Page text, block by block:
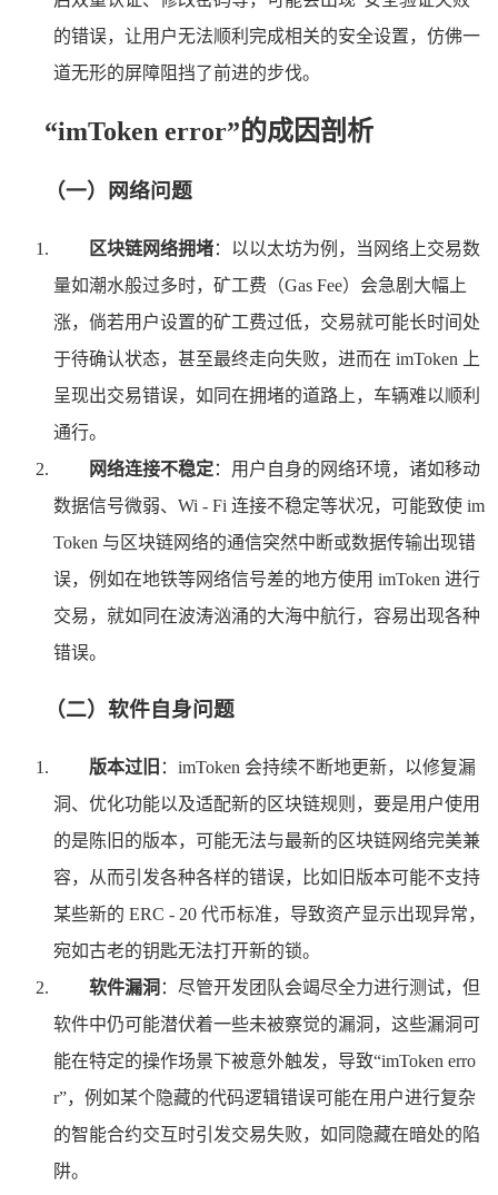
的错误，让用户无法顺利完成相关的安全设置，仿佛一
道无形的屏障阻挡了前进的步伐。
“imToken error”的成因剖析
（一）网络问题
区块链网络拥堵：以以太坊为例，当网络上交易数
量如潮水般过多时，矿工费（Gas Fee）会急剧大幅上
涨，倘若用户设置的矿工费过低，交易就可能长时间处
于待确认状态，甚至最终走向失败，进而在 imToken 上
呈现出交易错误，如同在拥堵的道路上，车辆难以顺利
通行。
网络连接不稳定：用户自身的网络环境，诸如移动
数据信号微弱、Wi - Fi 连接不稳定等状况，可能致使 im
Token 与区块链网络的通信突然中断或数据传输出现错
误，例如在地铁等网络信号差的地方使用 imToken 进行
交易，就如同在波涛汹涌的大海中航行，容易出现各种
错误。
（二）软件自身问题
版本过旧 ：imToken 会持续不断地更新，以修复漏
洞、优化功能以及适配新的区块链规则，要是用户使用
的是陈旧的版本，可能无法与最新的区块链网络完美兼
容，从而引发各种各样的错误，比如旧版本可能不支持
某些新的 ERC - 20 代币标准，导致资产显示出现异常，
宛如古老的钥匙无法打开新的锁。
软件漏洞 ：尽管开发团队会竭尽全力进行测试，但
软件中仍可能潜伏着一些未被察觉的漏洞，这些漏洞可
能在特定的操作场景下被意外触发，导致“imToken erro
r”，例如某个隐藏的代码逻辑错误可能在用户进行复杂
的智能合约交互时引发交易失败，如同隐藏在暗处的陷
阱。